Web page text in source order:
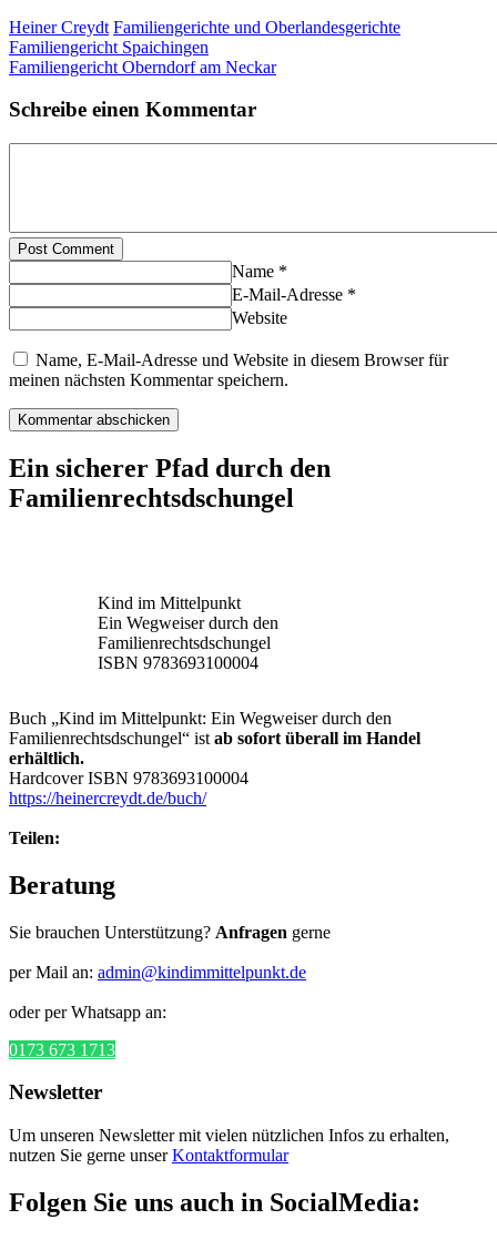
Heiner Creydt Familiengerichte und Oberlandesgerichte
Familiengericht Spaichingen
Familiengericht Oberndorf am Neckar
Schreibe einen Kommentar
Post Comment
Name *
E-Mail-Adresse *
Website
Name, E-Mail-Adresse und Website in diesem Browser für
meinen nächsten Kommentar speichern.
Ein sicherer Pfad durch den
Familienrechtsdschungel
Kind im Mittelpunkt
Ein Wegweiser durch den
Familienrechtsdschungel
ISBN 9783693100004
Buch „Kind im Mittelpunkt: Ein Wegweiser durch den
Familienrechtsdschungel“ ist ab sofort überall im Handel
erhältlich.
Hardcover ISBN 9783693100004
https://heinercreydt.de/buch/
Teilen:
Beratung
Sie brauchen Unterstützung? Anfragen gerne
per Mail an: admin@kindimmittelpunkt.de
oder per Whatsapp an:
0173 673 1713
Newsletter
Um unseren Newsletter mit vielen nützlichen Infos zu erhalten,
nutzen Sie gerne unserKontaktformular
Folgen Sie uns auch in SocialMedia: